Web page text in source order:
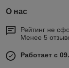
О нас
Рейтинг не
Менее 5
Работает с